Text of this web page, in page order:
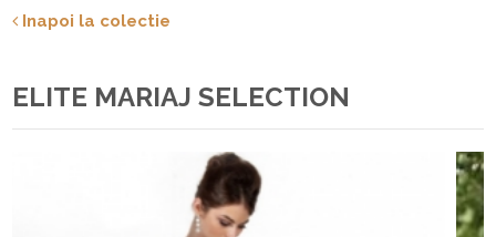
Inapoi la colectie
ELITE MARIAJ SELECTION